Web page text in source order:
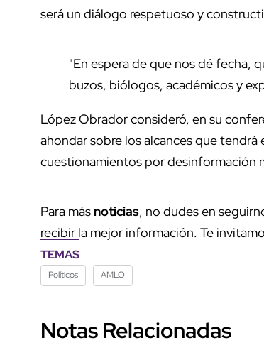
será un diálogo respetuoso y
"En espera de que nos dé fecha,
buzos, biólogos, académicos y
López Obrador consideró, en su
ahondar sobre los alcances que tendrá
cuestionamientos por desinformación
Para más noticias, no dudes en
recibir la mejor información. Te
TEMAS
Políticos AMLO
Notas Relacionadas